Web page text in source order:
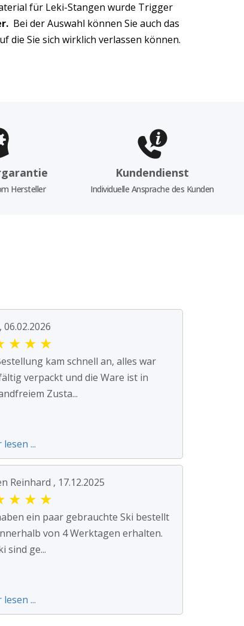
für Leki-Stangen wurde Trigger
Bei der Auswahl können Sie auch das
die Sie sich wirklich verlassen können.
Hersteller
Kundendienst
Individuelle Ansprache des Kunden
06.02.2026
★ ★ ★
kam schnell an, alles war
verpackt und die Ware ist in
Zusta...
...
Reinhard , 17.12.2025
★ ★ ★
ein paar gebrauchte Ski bestellt
von 4 Werktagen erhalten.
sind ge...
...